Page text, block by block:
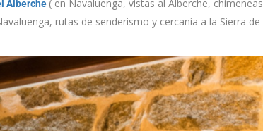
Alberche ( en Navaluenga, vistas al Alberche, chimeneas
rutas de senderismo y cercanía a la Sierra de